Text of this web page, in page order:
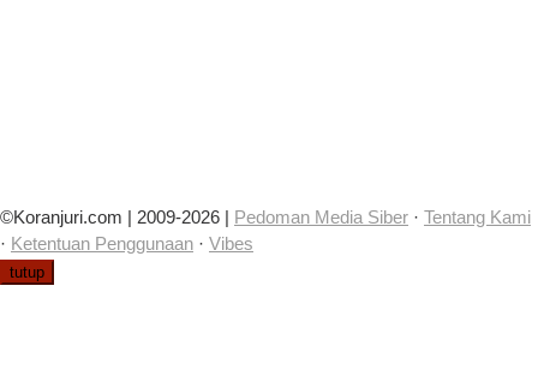
©Koranjuri.com | 2009-2026 | Pedoman Media Siber · Tentang Kami
· Ketentuan Penggunaan · Vibes
tutup